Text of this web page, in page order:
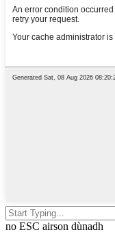
no ESC airson dùnadh